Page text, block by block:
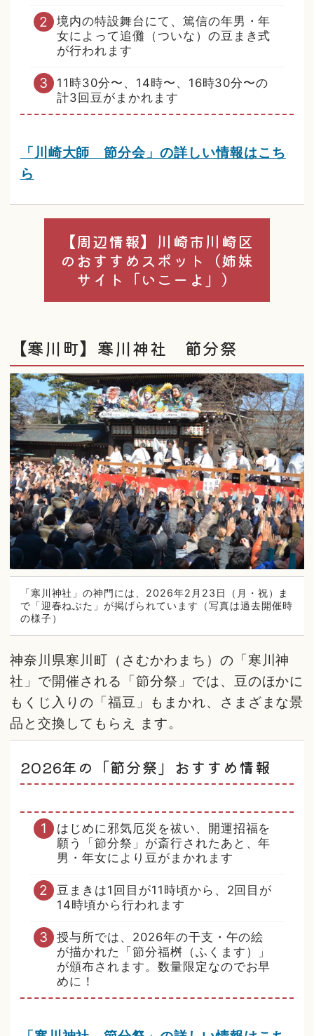
境内の特設舞台にて、篤信の年男・年
女によって追儺（ついな）の豆まき式
が行われます
11時30分〜、14時〜、16時30分〜の
計3回豆がまかれます
「川崎大師 節分会」の詳しい情報はこち
ら
【周辺情報】川崎市川崎区
のおすすめスポット（姉妹
サイト「いこーよ」）
【寒川町】寒川神社 節分祭
「寒川神社」の神門には、2026年2月23日（月・祝）ま
で「迎春ねぶた」が掲げられています（写真は過去開催時
の様子）
神奈川県寒川町（さむかわまち）の「寒川神
社」で開催される「節分祭」では、豆のほかに
もくじ入りの「福豆」もまかれ、さまざまな景
品と交換してもらえ ます。
2026年の「節分祭」おすすめ情報
はじめに邪気厄災を祓い、開運招福を
願う「節分祭」が斎行されたあと、年
男・年女により豆がまかれます
豆まきは1回目が11時頃から、2回目が
14時頃から行われます
授与所では、2026年の干支・午の絵
が描かれた「節分福桝（ふくます）」
が頒布されます。数量限定なのでお早
めに！